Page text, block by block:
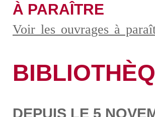
À PARAÎTRE
Voir les ouvrages à
DEPUIS LE 5